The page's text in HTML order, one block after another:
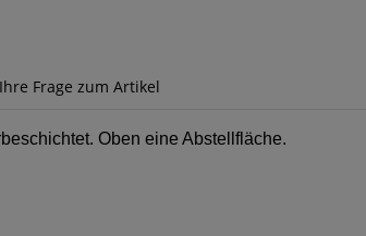
Ihre Frage zum Artikel
Oben eine Abstellfläche.